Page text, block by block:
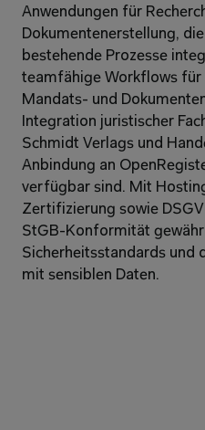
Anwendungen für
Dokumentenerstellung,
bestehende Prozesse
teamfähige Workflows für
Mandats- und
Integration juristischer
Schmidt Verlags und
Anbindung an
verfügbar sind. Mit
Zertifizierung sowie
StGB-Konformität
Sicherheitsstandards und
mit sensiblen Daten.